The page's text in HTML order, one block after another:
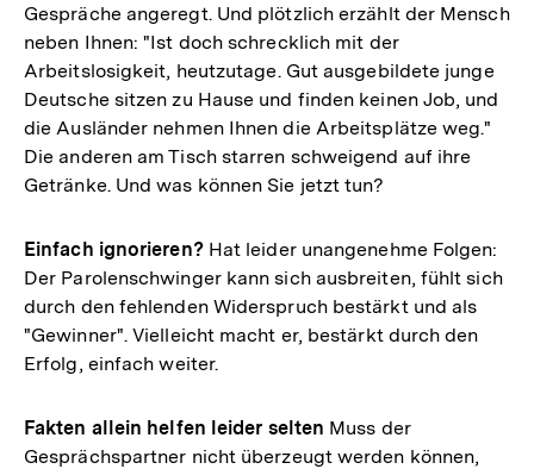
Gespräche angeregt. Und plötzlich erzählt der Mensch
neben Ihnen: "Ist doch schrecklich mit der
Arbeitslosigkeit, heutzutage. Gut ausgebildete junge
Deutsche sitzen zu Hause und finden keinen Job, und
die Ausländer nehmen Ihnen die Arbeitsplätze weg."
Die anderen am Tisch starren schweigend auf ihre
Getränke. Und was können Sie jetzt tun?
Einfach ignorieren? Hat leider unangenehme Folgen:
Der Parolenschwinger kann sich ausbreiten, fühlt sich
durch den fehlenden Widerspruch bestärkt und als
"Gewinner". Vielleicht macht er, bestärkt durch den
Erfolg, einfach weiter.
Fakten allein helfen leider selten Muss der
Gesprächspartner nicht überzeugt werden können,